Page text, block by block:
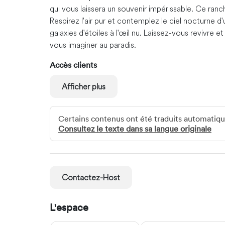
qui vous laissera un souvenir impérissable. Ce
Respirez l'air pur et contemplez le ciel nocturne
galaxies d'étoiles à l'œil nu. Laissez-vous revivre
vous imaginer au paradis.
Accès clients
différentes espèces sauvages présentes dans la
Interaction avec les clients
Nous ferons tout notre possible pour rendre votre
Nous proposons trois options d'hébergement à
personnes. Enfin, nous proposons un circuit de
l'aéroport Hosea Katako. L'hébergement, le
Afficher plus
Certains contenus ont été traduits
Consultez le texte dans sa langue originale
Contactez-Host
L'espace